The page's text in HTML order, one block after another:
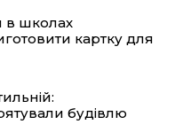
t
A
в школах
картку для
будівлю